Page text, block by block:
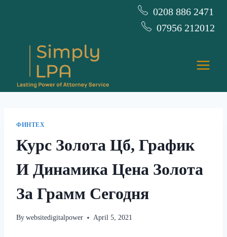
0208 886 2471
07956 212012
ФИНТЕХ
Курс Золота Цб, График
И Динамика Цена Золота
За Грамм Сегодня
By websitedigitalpower April 5, 2021